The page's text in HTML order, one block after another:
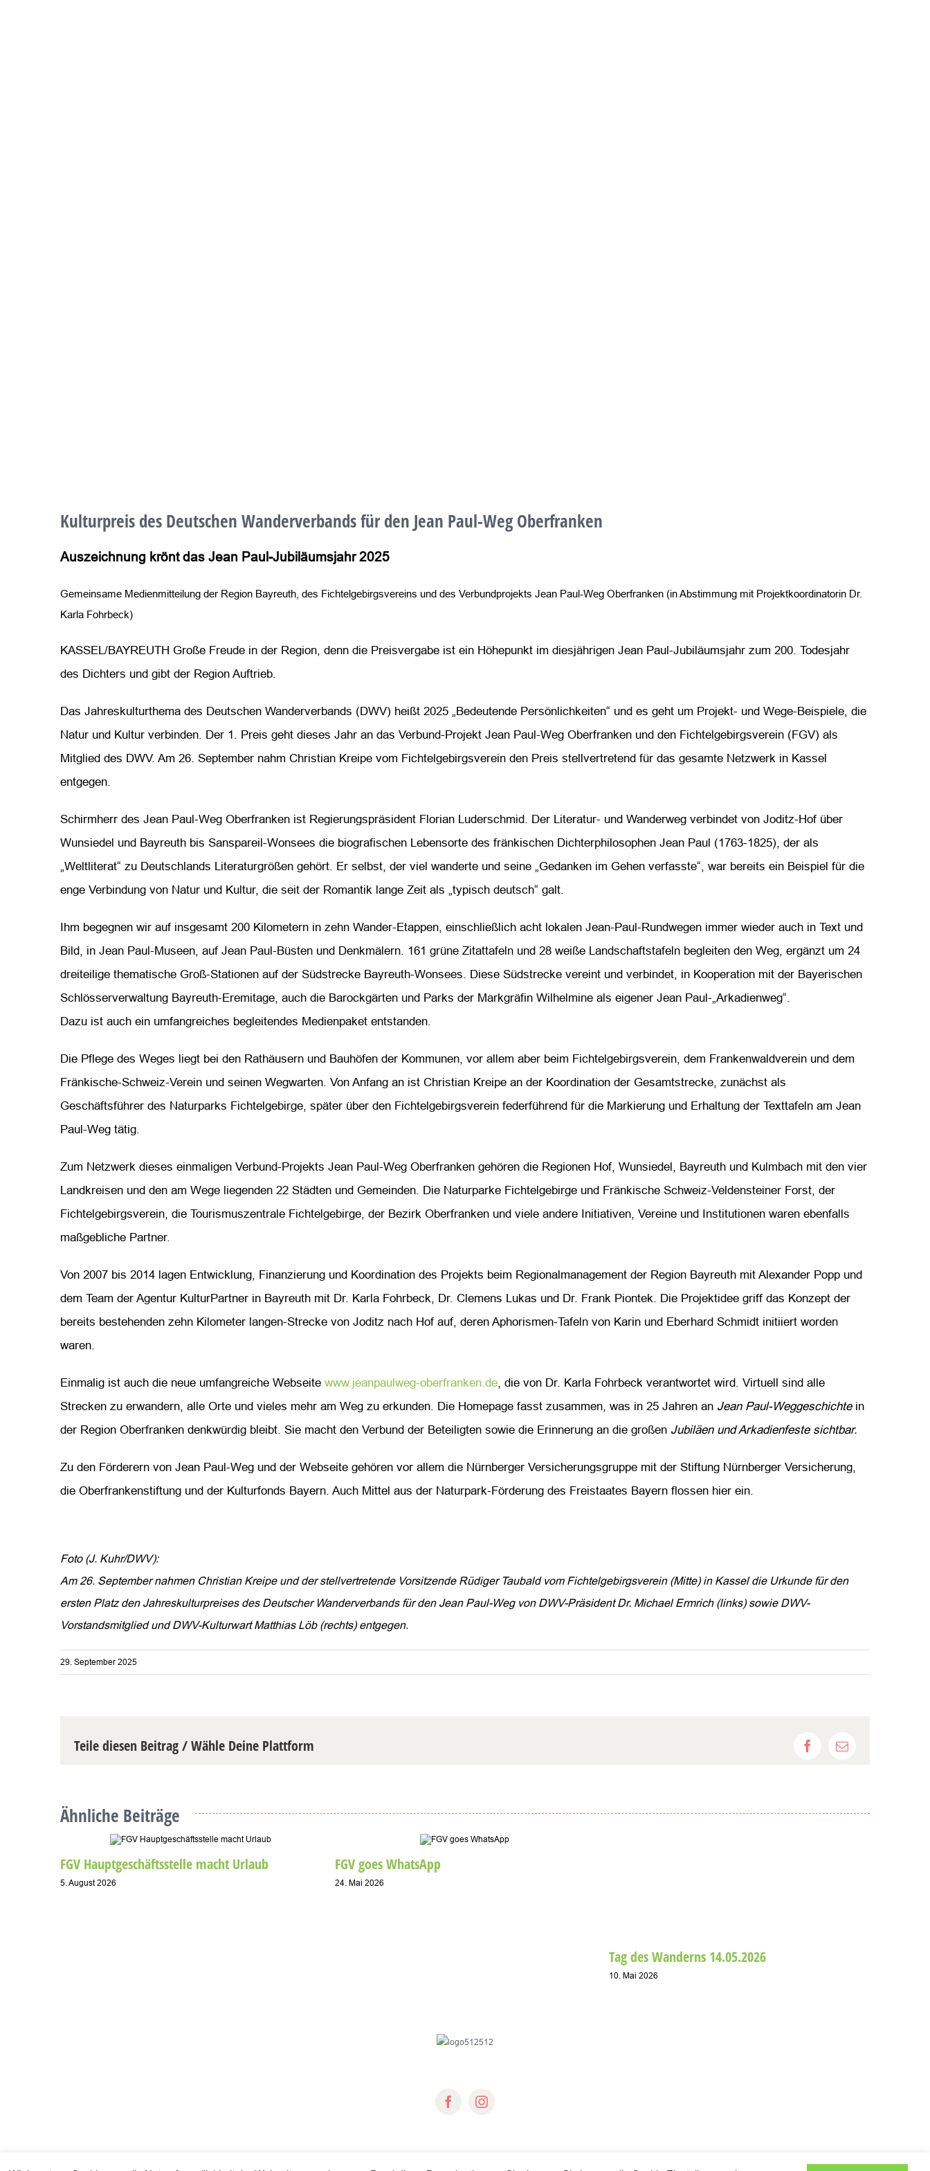
grösseres
Bild
Kulturpreis des Deutschen Wanderverbands für den Jean Paul-Weg Oberfranken
Auszeichnung krönt das Jean Paul-Jubiläumsjahr 2025
Gemeinsame Medienmitteilung der Region Bayreuth, des Fichtelgebirgsvereins und des Verbundprojekts Jean Paul-Weg Oberfranken (in Abstimmung mit Projektkoordinatorin Dr.
Karla Fohrbeck)
KASSEL/BAYREUTH Große Freude in der Region, denn die Preisvergabe ist ein Höhepunkt im diesjährigen Jean Paul-Jubiläumsjahr zum 200. Todesjahr
des Dichters und gibt der Region Auftrieb.
Das Jahreskulturthema des Deutschen Wanderverbands (DWV) heißt 2025 „Bedeutende Persönlichkeiten“ und es geht um Projekt- und Wege-Beispiele, die
Natur und Kultur verbinden. Der 1. Preis geht dieses Jahr an das Verbund-Projekt Jean Paul-Weg Oberfranken und den Fichtelgebirgsverein (FGV) als
Mitglied des DWV. Am 26. September nahm Christian Kreipe vom Fichtelgebirgsverein den Preis stellvertretend für das gesamte Netzwerk in Kassel
entgegen.
Schirmherr des Jean Paul-Weg Oberfranken ist Regierungspräsident Florian Luderschmid. Der Literatur- und Wanderweg verbindet von Joditz-Hof über
Wunsiedel und Bayreuth bis Sanspareil-Wonsees die biografischen Lebensorte des fränkischen Dichterphilosophen Jean Paul (1763-1825), der als
„Weltliterat“ zu Deutschlands Literaturgrößen gehört. Er selbst, der viel wanderte und seine „Gedanken im Gehen verfasste“, war bereits ein Beispiel für die
enge Verbindung von Natur und Kultur, die seit der Romantik lange Zeit als „typisch deutsch“ galt.
Ihm begegnen wir auf insgesamt 200 Kilometern in zehn Wander-Etappen, einschließlich acht lokalen Jean-Paul-Rundwegen immer wieder auch in Text und
Bild, in Jean Paul-Museen, auf Jean Paul-Büsten und Denkmälern. 161 grüne Zitattafeln und 28 weiße Landschaftstafeln begleiten den Weg, ergänzt um 24
dreiteilige thematische Groß-Stationen auf der Südstrecke Bayreuth-Wonsees. Diese Südstrecke vereint und verbindet, in Kooperation mit der Bayerischen
Schlösserverwaltung Bayreuth-Eremitage, auch die Barockgärten und Parks der Markgräfin Wilhelmine als eigener Jean Paul-„Arkadienweg“.
Dazu ist auch ein umfangreiches begleitendes Medienpaket entstanden.
Die Pflege des Weges liegt bei den Rathäusern und Bauhöfen der Kommunen, vor allem aber beim Fichtelgebirgsverein, dem Frankenwaldverein und dem
Fränkische-Schweiz-Verein und seinen Wegwarten. Von Anfang an ist Christian Kreipe an der Koordination der Gesamtstrecke, zunächst als
Geschäftsführer des Naturparks Fichtelgebirge, später über den Fichtelgebirgsverein federführend für die Markierung und Erhaltung der Texttafeln am Jean
Paul-Weg tätig.
Zum Netzwerk dieses einmaligen Verbund-Projekts Jean Paul-Weg Oberfranken gehören die Regionen Hof, Wunsiedel, Bayreuth und Kulmbach mit den vier
Landkreisen und den am Wege liegenden 22 Städten und Gemeinden. Die Naturparke Fichtelgebirge und Fränkische Schweiz-Veldensteiner Forst, der
Fichtelgebirgsverein, die Tourismuszentrale Fichtelgebirge, der Bezirk Oberfranken und viele andere Initiativen, Vereine und Institutionen waren ebenfalls
maßgebliche Partner.
Von 2007 bis 2014 lagen Entwicklung, Finanzierung und Koordination des Projekts beim Regionalmanagement der Region Bayreuth mit Alexander Popp und
dem Team der Agentur KulturPartner in Bayreuth mit Dr. Karla Fohrbeck, Dr. Clemens Lukas und Dr. Frank Piontek. Die Projektidee griff das Konzept der
bereits bestehenden zehn Kilometer langen-Strecke von Joditz nach Hof auf, deren Aphorismen-Tafeln von Karin und Eberhard Schmidt initiiert worden
waren.
Einmalig ist auch die neue umfangreiche Webseite www.jeanpaulweg-oberfranken.de , die von Dr. Karla Fohrbeck verantwortet wird. Virtuell sind alle
Strecken zu erwandern, alle Orte und vieles mehr am Weg zu erkunden. Die Homepage fasst zusammen, was in 25 Jahren an Jean Paul-Weggeschichtein
der Region Oberfranken denkwürdig bleibt. Sie macht den Verbund der Beteiligten sowie die Erinnerung an die großen Jubiläen und Arkadienfeste sichtbar.
Zu den Förderern von Jean Paul-Weg und der Webseite gehören vor allem die Nürnberger Versicherungsgruppe mit der Stiftung Nürnberger Versicherung,
die Oberfrankenstiftung und der Kulturfonds Bayern. Auch Mittel aus der Naturpark-Förderung des Freistaates Bayern flossen hier ein.
Foto (J. Kuhr/DWV):
Am 26. September nahmen Christian Kreipe und der stellvertretende Vorsitzende Rüdiger Taubald vom Fichtelgebirgsverein (Mitte) in Kassel die Urkunde für den
ersten Platz den Jahreskulturpreises des Deutscher Wanderverbands für den Jean Paul-Weg von DWV-Präsident Dr. Michael Ermrich (links) sowie DWV-
Vorstandsmitglied und DWV-Kulturwart Matthias Löb (rechts) entgegen.
29. September 2025
Teile diesen Beitrag / Wähle Deine Plattform Facebook
E-
Ähnliche Beiträge
FGV Hauptgeschäftsstelle macht Urlaub
5. August 2026
FGV goes WhatsApp
24. Mai 2026
Tag des Wanderns 14.05.2026
10. Mai 2026